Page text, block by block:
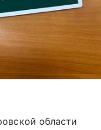
области